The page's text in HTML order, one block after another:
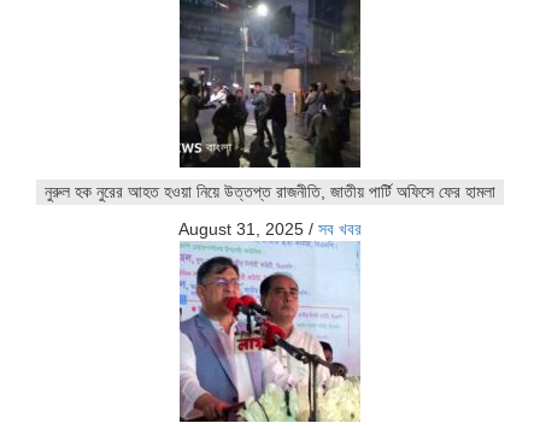
নুরুল হক নুরের আহত হওয়া নিয়ে উত্তপ্ত রাজনীতি, জাতীয় পার্টি অফিসে ফের হামলা
August 31, 2025 / সব খবর